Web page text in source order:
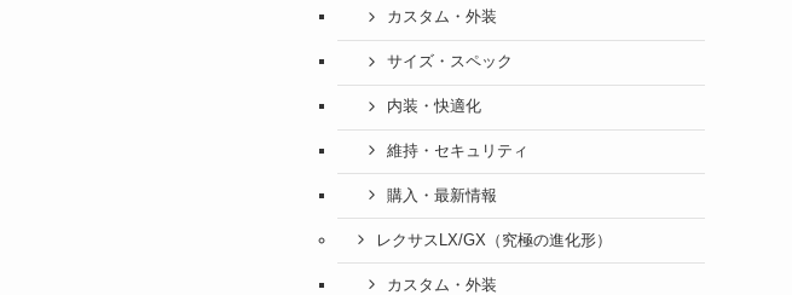
カスタム・外装
サイズ・スペック
内装・快適化
維持・セキュリティ
購入・最新情報
レクサスLX/GX（究極の進化形）
カスタム・外装